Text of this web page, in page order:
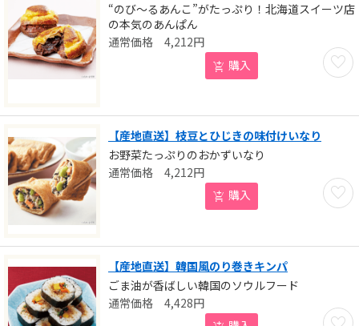
“のび～るあんこ”がたっぷり！北海道スイーツ店
の本気のあんぱん
お気
4,212円
購入
【産地直送】枝豆とひじきの味付けいなり
お野菜たっぷりのおかずいなり
お気
4,212円
購入
【産地直送】韓国風のり巻きキンパ
ごま油が香ばしい韓国のソウルフード
お気
4,428円